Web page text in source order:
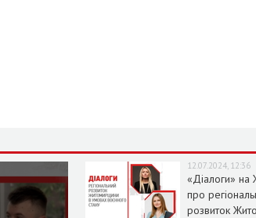
12.07.2024, 12:36
«Діалоги»
про
розвиток